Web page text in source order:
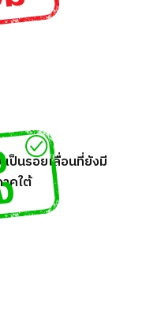
ป็นรอยเลื่อนที่ยังมี
คใต้